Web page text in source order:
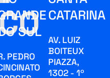
SUL
PEDRO
CATARINA
AV. LUIZ
BOITEUX
PIAZZA,
1302 - 1º